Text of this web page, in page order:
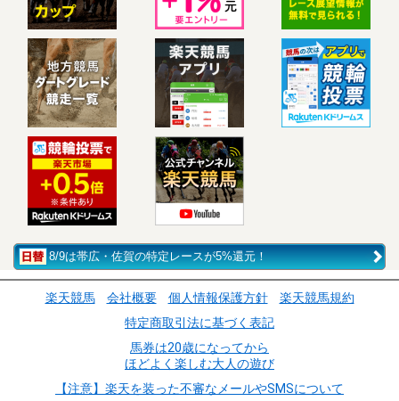
8/9は帯広・佐賀の特定レースが5%還元！
楽天競馬 会社概要 個人情報保護方針
楽天競馬規約
特定商取引法に基づく表記
馬券は20歳になってから
ほどよく楽しむ大人の遊び
【注意】楽天を装った不審なメールやSMSについて